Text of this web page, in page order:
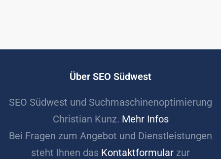
Über SEO Südwest
SEO Südwest und Suchmaschinenoptimierung
Christian Kunz. Mehr Infos
Bei Fragen zum Angebot und Dienstleistungen
steht Ihnen das Kontaktformular zur